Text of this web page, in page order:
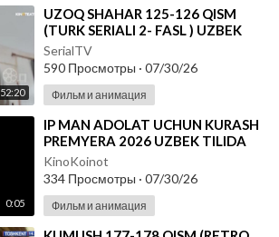
52:20
⁣UZOQ SHAHAR 125-126 QISM
(TURK SERIALI 2- FASL ) UZBEK
TILIDA
SerialTV
590 Просмотры · 07/30/26
Фильм и анимация
0:05
⁣IP MAN ADOLAT UCHUN KURASH
PREMYERA 2026 UZBEK TILIDA
KinoKoinot
334 Просмотры · 07/30/26
Фильм и анимация